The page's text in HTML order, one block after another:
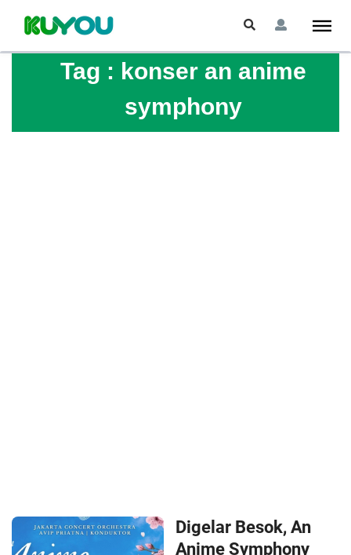
Tag : konser an anime
symphony
Digelar Besok, An
Anime Symphony